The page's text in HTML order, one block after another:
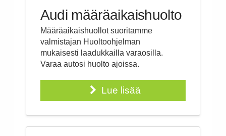
c
Audi määräaikaishuolto
Määräaikaishuollot suoritamme
valmistajan Huoltoohjelman
mukaisesti laadukkailla varaosilla.
Varaa autosi huolto ajoissa.
Lue lisää